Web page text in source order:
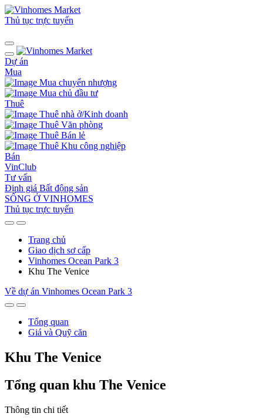
Thủ tục trực tuyến
Dự án
Mua
Mua chuyển nhượng
Mua chủ đầu tư
Thuê
Thuê nhà ở/Kinh doanh
Thuê Văn phòng
Thuê Bán lẻ
Thuê Khu công nghiệp
Bán
VinClub
Tư vấn
Định giá Bất động sản
SỐNG Ở VINHOMES
Thủ tục trực tuyến
Trang chủ
Giao dịch sơ cấp
Vinhomes Ocean Park 3
Khu The Venice
Về dự án Vinhomes Ocean Park 3
Tổng quan
Giá và Quỹ căn
Khu The Venice
Tổng quan khu The Venice
Thông tin chi tiết